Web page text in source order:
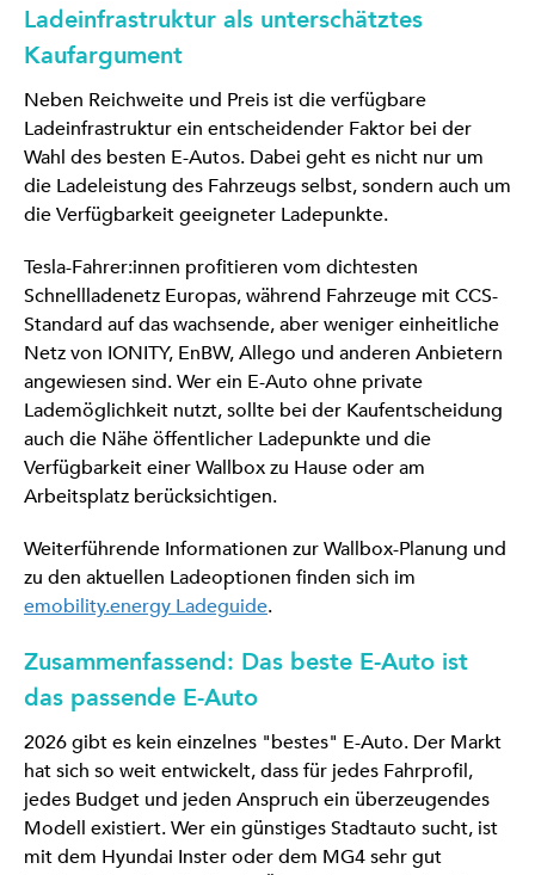
Ladeinfrastruktur als unterschätztes
Kaufargument
Neben Reichweite und Preis ist die verfügbare
Ladeinfrastruktur ein entscheidender Faktor bei der
Wahl des besten E-Autos. Dabei geht es nicht nur um
die Ladeleistung des Fahrzeugs selbst, sondern auch um
die Verfügbarkeit geeigneter Ladepunkte.
Tesla-Fahrer:innen profitieren vom dichtesten
Schnellladenetz Europas, während Fahrzeuge mit CCS-
Standard auf das wachsende, aber weniger einheitliche
Netz von IONITY, EnBW, Allego und anderen Anbietern
angewiesen sind. Wer ein E-Auto ohne private
Lademöglichkeit nutzt, sollte bei der Kaufentscheidung
auch die Nähe öffentlicher Ladepunkte und die
Verfügbarkeit einer Wallbox zu Hause oder am
Arbeitsplatz berücksichtigen.
Weiterführende Informationen zur Wallbox-Planung und
zu den aktuellen Ladeoptionen finden sich im
emobility.energy Ladeguide.
Zusammenfassend: Das beste E-Auto ist
das passende E-Auto
2026 gibt es kein einzelnes "bestes" E-Auto. Der Markt
hat sich so weit entwickelt, dass für jedes Fahrprofil,
jedes Budget und jeden Anspruch ein überzeugendes
Modell existiert. Wer ein günstiges Stadtauto sucht, ist
mit dem Hyundai Inster oder dem MG4 sehr gut